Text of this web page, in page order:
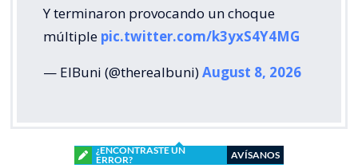
Y terminaron provocando un choque
múltiple pic.twitter.com/k3yxS4Y4MG
— ElBuni (@therealbuni)August 8, 2026
¿ENCONTRASTE UN
ERROR?
AVÍSANOS